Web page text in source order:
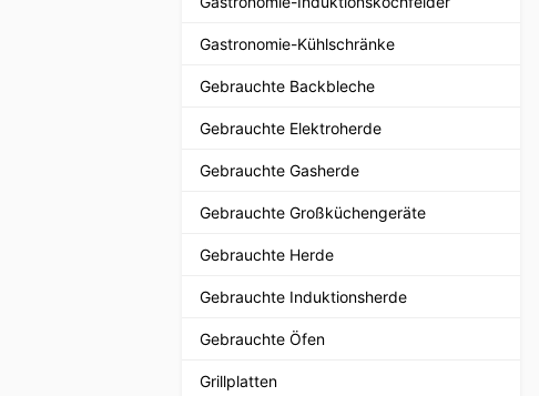
Gastronomie-Kühlschränke
Gebrauchte Backbleche
Gebrauchte Elektroherde
Gebrauchte Gasherde
Gebrauchte Großküchengeräte
Gebrauchte Herde
Gebrauchte Induktionsherde
Gebrauchte Öfen
Grillplatten